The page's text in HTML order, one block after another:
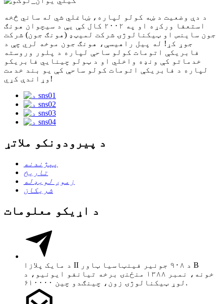
د دې وضعیت د ښه کولو لپاره، ښاغلي شي له ساني څخه
استعفا ورکړه او په ۲۰۰۲ کال کې یې د سیچوان هونګ
جون ساینس او ​​ټیکنالوژۍ شرکت لمیټډ (هونګ جون) شرکت
جوړ کړ! له پیل راهیسې، هونګ جون موخه لري چې د
فابریکې اتومات کولو ساحې لپاره د پلور وروسته
خدماتو کې ونډه واخلي او د ټولو چینایي فابریکو
لپاره د فابریکې اتومات کولو ساحې کې یو بند خدمت
وړاندې کړي!
د پیرودونکو ملاتړ
پېژندنه
تاریخ
زموږ لوبډله
شریکان
د اړیکو معلومات
د مایک پلازا II د ۹۰۸ جونیر فینټاسیا ټاور B
خونه، نمبر ۱۳۸۸ منځنۍ برخه تیانفو ایونیو، د
لوړ ټیکنالوژۍ زون، چینګدو چین ۶۱۰۰۰۰.